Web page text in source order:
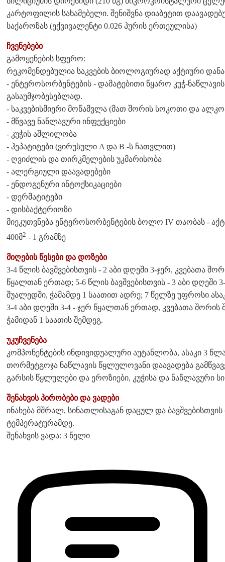
კარტოფილის სახამებელი. შენიშვნა დიაბეტით
საქაროზას (ექვივალენტი 0.026 პურის ერთეულისა)
ჩვენებები
გამოყენების სფერო:
რეკომენდებულია საკვების ბიოლოგიურად აქტიური
- ენტეროსორბენტების - დამატებითი წყარო კუჭ-
გასაუმჯობესებლად.
- საკვებისმიერი მოწამვლა (მათ შორის სოკოთი და
- მწვავე ნაწლავური ინფექციები
- კუჭის აშლილობა
- ჰეპატიტები (ვირუსული A და B -ს ჩათვლით)
- ღვიძლის და თირკმელების უკმარისობა
- ალერგიული დაავადებები
- ენდოგენური ინტოქსიკაციები
- დერმატიტები
- დისბაქტერიოზი
მიეკუთვნება ენტეროსორბენტების ბოლო IV თაობას -
400მ2 - 1 გრამზე
მიღების წესები და დოზები
3-4 წლის ბავშვებისთვის - 2 აბი დღეში 3-ჯერ, კვებათა
წყალთან ერთად; 5-6 წლის ბავშვებისთვის - 3 აბი
შუალედში, ჭამამდე 1 საათით ადრე; 7 წელზე უფროსი
3-4 აბი დღეში 3-4 - ჯერ წყალთან ერთად, კვებათა
ჭამიდან 1 საათის შემდეგ.
უკუჩვენება
კომპონენტების ინდივიდუალური აუტანლობა, ასაკი 3
თორმეტგოჯა ნაწლავის წყლულოვანი დაავადება
გარსის წყლულები და ეროზიები, კუჭისა და ნაწლავური
შენახვის პირობები და ვადები
ინახება მშრალ, სინათლისაგან დაცულ და
ტემპერატურამდე.
შენახვის ვადა: 3 წელი